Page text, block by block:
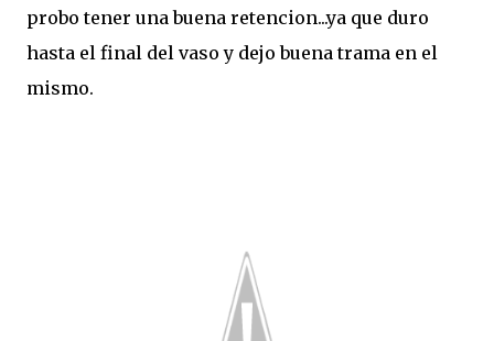
probo tener una buena retencion...ya que duro
hasta el final del vaso y dejo buena trama en el
mismo.